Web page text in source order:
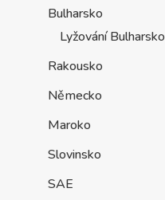
Bulharsko
Lyžování Bulharsko
Rakousko
Německo
Maroko
Slovinsko
SAE